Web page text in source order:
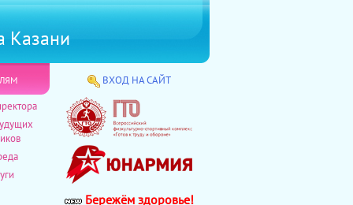
Казани
ВХОД НА САЙТ
Бережём здоровье!